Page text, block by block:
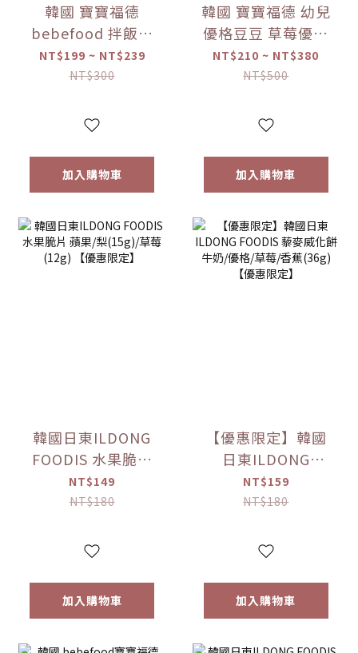
韓國 寶寶福德
bebefood 拌飯料
蔬菜/海味 (28g)
【優惠限定】-(限
NT$199 ~ NT$239
NT$300
加入購物車
韓國 寶寶福德 幼兒
優格豆豆 草莓優格
豆逗餅(17g) 【優惠
限定】 1入/兩入組
NT$210 ~ NT$380
NT$500
加入購物車
韓國日東ILDONG
FOODIS 水果脆片
蘋果/梨(15g)/草莓
(12g) 【優惠限定】
NT$149
NT$180
加入購物車
【優惠限定】韓國
日東ILDONG
FOODIS 藜麥威化
餅 牛奶/優格/草莓/
定】
NT$159
NT$180
加入購物車